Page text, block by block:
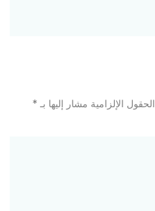
الحقول الإلزامية مشار إليها بـ *